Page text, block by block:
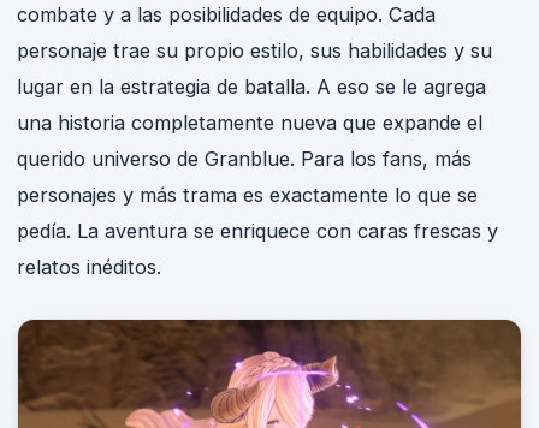
combate y a las posibilidades de equipo. Cada
personaje trae su propio estilo, sus habilidades y su
lugar en la estrategia de batalla. A eso se le agrega
una historia completamente nueva que expande el
querido universo de Granblue. Para los fans, más
personajes y más trama es exactamente lo que se
pedía. La aventura se enriquece con caras frescas y
relatos inéditos.